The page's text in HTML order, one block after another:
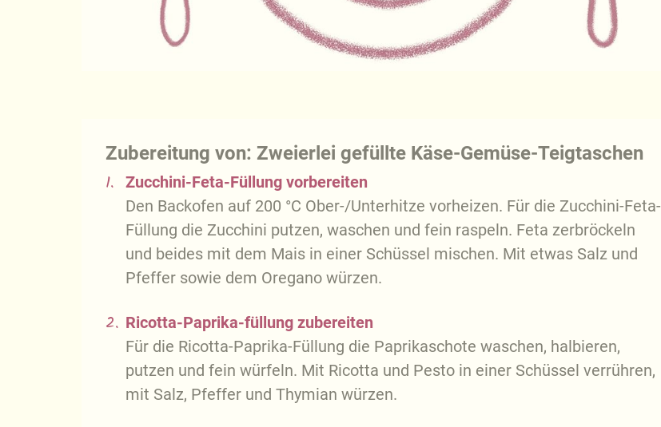
Zubereitung von: Zweierlei gefüllte Käse-Gemüse-Teigtaschen
1.
Zucchini-Feta-Füllung vorbereiten
Den Backofen auf 200 °C Ober-/Unterhitze vorheizen. Für die Zucchini-Feta-
Füllung die Zucchini putzen, waschen und fein raspeln. Feta zerbröckeln
und beides mit dem Mais in einer Schüssel mischen. Mit etwas Salz und
Pfeffer sowie dem Oregano würzen.
2. Ricotta-Paprika-füllung zubereiten
Für die Ricotta-Paprika-Füllung die Paprikaschote waschen, halbieren,
putzen und fein würfeln. Mit Ricotta und Pesto in einer Schüssel verrühren,
mit Salz, Pfeffer und Thymian würzen.